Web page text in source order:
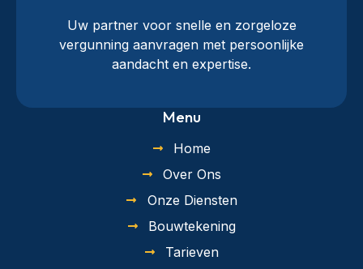
Uw partner voor snelle en zorgeloze
vergunning aanvragen met persoonlijke
aandacht en expertise.
Menu
Home
Over Ons
Onze Diensten
Bouwtekening
Tarieven